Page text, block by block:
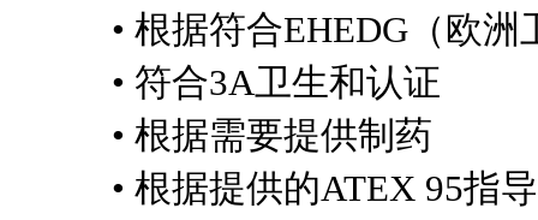
• 根据符合EHEDG（欧洲
• 符合3A卫生和认证
• 根据需要提供制药
• 根据提供的ATEX 95指导